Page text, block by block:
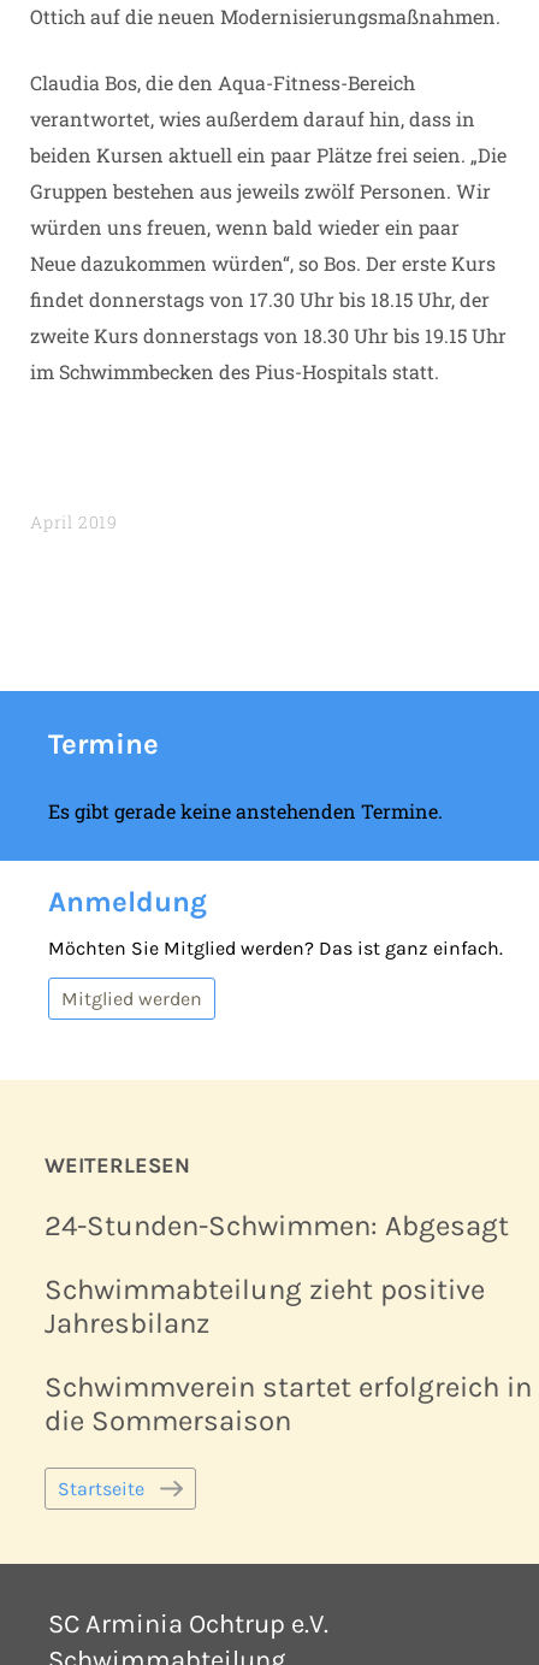
Ottich auf die neuen Modernisierungsmaßnahmen.
Claudia Bos, die den Aqua-Fitness-Bereich
verantwortet, wies außerdem darauf hin, dass in
beiden Kursen aktuell ein paar Plätze frei seien. „Die
Gruppen bestehen aus jeweils zwölf Personen. Wir
würden uns freuen, wenn bald wieder ein paar
Neue dazukommen würden“, so Bos. Der erste Kurs
findet donnerstags von 17.30 Uhr bis 18.15 Uhr, der
zweite Kurs donnerstags von 18.30 Uhr bis 19.15 Uhr
im Schwimmbecken des Pius-Hospitals statt.
April 2019
Termine
Es gibt gerade keine anstehenden Termine.
Anmeldung
Möchten Sie Mitglied werden? Das ist ganz einfach.
Mitglied werden
WEITERLESEN
24-Stunden-Schwimmen: Abgesagt
Schwimmabteilung zieht positive
Jahresbilanz
Schwimmverein startet erfolgreich in
die Sommersaison
Startseite
SC Arminia Ochtrup e.V.